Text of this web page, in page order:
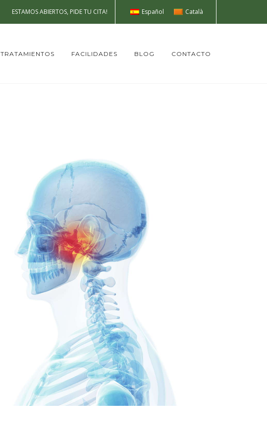
ESTAMOS ABIERTOS, PIDE TU CITA! Español Català
TRATAMIENTOS FACILIDADES BLOG CONTACTO